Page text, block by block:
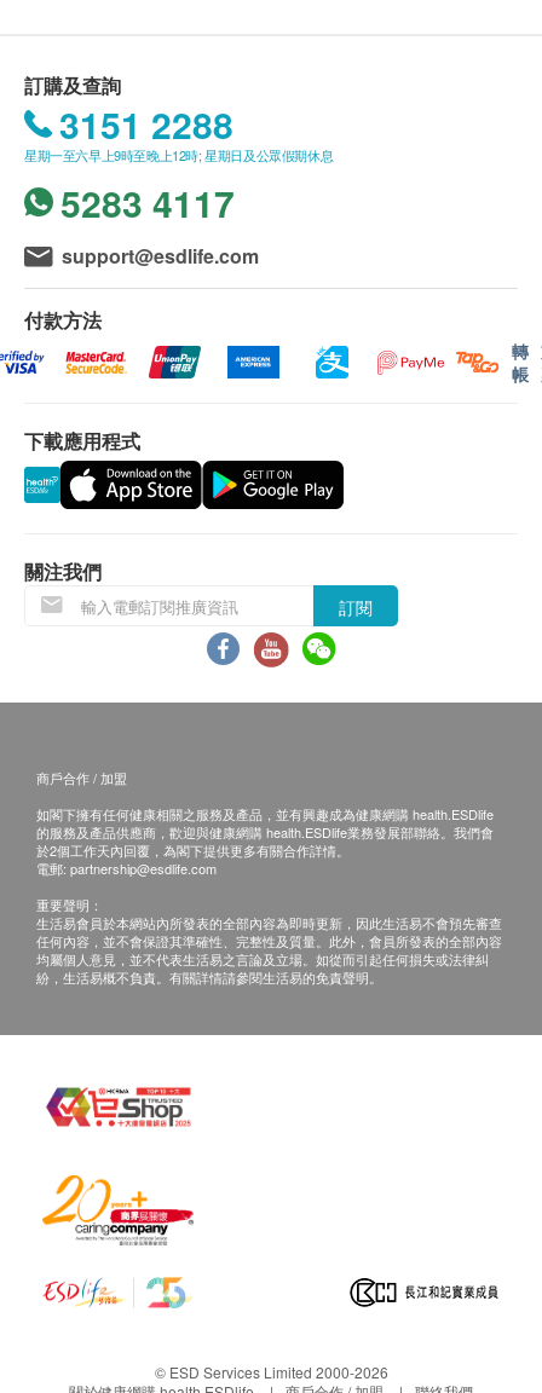
* Model No : PU-01
* 過濾器可以替換為以下物品
#3M AP EASY C-Complete
#3M C-LC
#USF-C
#CPT-01
*規格
微米級數:0.5微米
建議每6至9個月更換一次濾芯。 濾芯的壽命因耗水量
和水質不同而不同,但最長壽命只有9個月。
流量:每分鐘0.75克(2.84毫升)
操作壓力:30-120psi
濾芯由NSF/ANSI 42認證。 有效過濾水中的鉛,揮發
性有機化合物#,鏽,氯的味道,氣味,沉積物和囊腫。
#包括Benzene, P-Dichlorobenzene , Atrazine,
改善食水水質,礦物質仍存在於水中,這對我們日常的健
康生活至關重要。
更換過濾器後，第一次使用時，請打開水使其流入和
流出過濾器1-2分鐘。(about 10L)
通常可以在產品上看到碳塊粉末，因為它在硬運輸過
用戶可以簡單地擦拭並使用它，因為過濾器的入口和
所有貨品由韓國直接購入後寄出。
圖片只供參考，一切以實物為準 。
完整的情形
HK$30運費。
我們將於確定訂單後 2-5 個工作天內安排發貨。
不排除運送時間會因節日而有所影響。當八號烈風
訊號懸掛或黑色暴雨警告生效時，送貨服務時間將
會延遲。
所有訂單須視乎相關貨品的供應情況再作最後確
認。倘若生活易未能提供任何訂單上的貨品，生活
易有權拒絕接受該訂單，並且會於送貨前透過電話
或電郵通知顧客再作安排。
當顧客收取已訂購之貨品時，有責任檢查貨品是否
有損毀情況，一經確認簽收，恕不接受退換。
退換產品必須包裝完整，如退換之產品有任何殘缺
如有其他損壞或遺漏查詢，顧客必須保留有效收據
正本，並於送貨後3個工作天內按下列方式聯絡
EVERGREEN 客戶服務部跟進。
evergreen.ada.hk@gmail.com
訂購及查詢
3151 2288
星期一至六早上9時至晚上12時; 星期日及公眾假期休息
5283 4117
support@esdlife.com
付款方法
轉
帳
下載應用程式
關注我們
訂閱
商戶合作 / 加盟
如閣下擁有任何健康相關之服務及產品，並有興趣成為健康網購 health.ESDlife
的服務及產品供應商，歡迎與健康網購 health.ESDlife業務發展部聯絡。我們會
於2個工作天內回覆，為閣下提供更多有關合作詳情。
電郵: partnership@esdlife.com
重要聲明：
生活易會員於本網站內所發表的全部內容為即時更新，因此生活易不會預先審查
任何內容，並不會保證其準確性、完整性及質量。此外，會員所發表的全部內容
均屬個人意見，並不代表生活易之言論及立場。如從而引起任何損失或法律糾
紛，生活易概不負責。有關詳情請參閱生活易的免責聲明。
© ESD Services Limited 2000-2026